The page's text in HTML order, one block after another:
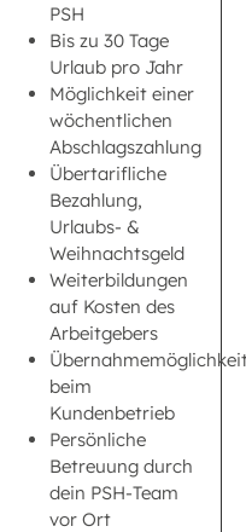
PSH
Bis zu 30 Tage
Urlaub pro Jahr
Möglichkeit einer
wöchentlichen
Abschlagszahlung
Übertarifliche
Bezahlung,
Urlaubs- &
Weihnachtsgeld
Weiterbildungen
auf Kosten des
Arbeitgebers
beim
Kundenbetrieb
Persönliche
Betreuung durch
dein PSH-Team
vor Ort